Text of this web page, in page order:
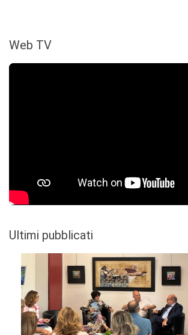
Web TV
Ultimi pubblicati